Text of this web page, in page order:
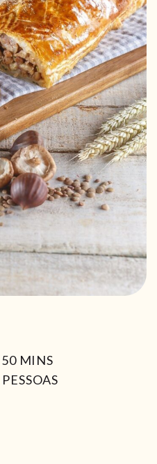
50MIN
MINS
PESSOAS